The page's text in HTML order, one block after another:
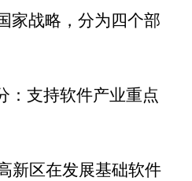
家战略，分为四个部
：支持软件产业重点
新区在发展基础软件